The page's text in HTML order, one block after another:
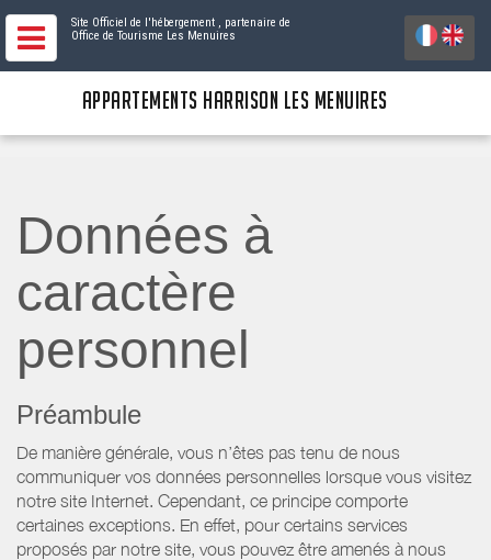
Site Officiel de l'hébergement , partenaire de
Office de Tourisme Les Menuires
APPARTEMENTS HARRISON LES MENUIRES
Données à
caractère
personnel
Préambule
De manière générale, vous n’êtes pas tenu de nous
communiquer vos données personnelles lorsque vous visitez
notre site Internet. Cependant, ce principe comporte
certaines exceptions. En effet, pour certains services
proposés par notre site, vous pouvez être amenés à nous